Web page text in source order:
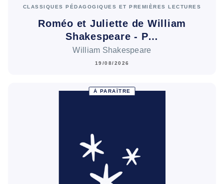
CLASSIQUES PÉDAGOGIQUES ET PREMIÈRES LECTURES
Roméo et Juliette de William
Shakespeare - P…
William Shakespeare
19/08/2026
À PARAÎTRE